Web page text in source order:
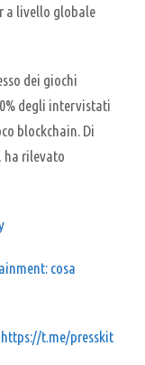
a livello globale
dei giochi
degli intervistati
blockchain. Di
ha rilevato
cosa
https://t.me/presskit